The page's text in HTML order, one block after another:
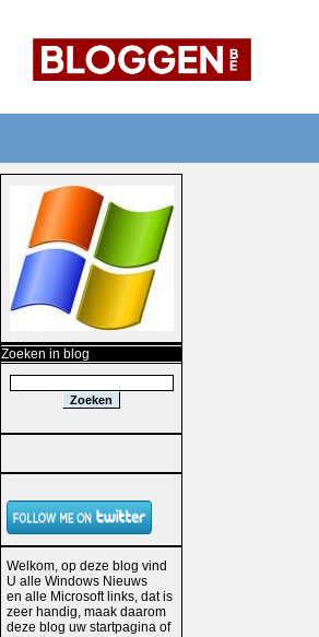
Zoeken in blog
Welkom, op deze blog vind
U alle Windows Nieuws
en alle Microsoft links, dat is
zeer handig, maak daarom
deze blog uw startpagina of